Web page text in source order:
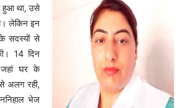
हुआ था, उसे
लेकिन इन
सदस्यों से
14 दिन
जहां घर के
अलग रही,
भेज